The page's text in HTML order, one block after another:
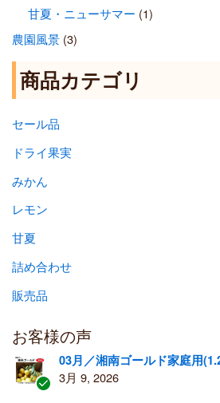
甘夏・ニューサマー (1)
農園風景(3)
商品カテゴリ
セール品
ドライ果実
みかん
レモン
甘夏
詰め合わせ
販売品
お客様の声
03月／湘南ゴールド家庭用
3月 9, 2026